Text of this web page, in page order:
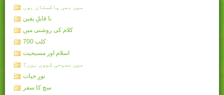
میں بھی پاکستان ہوں
نا قابلِ یقین
کلام کی روشنی میں
کلب 700
اسلام اور مسیحیت
میں مسیحی کیوں ہوں؟
نورِ حیات
سچ کا سفر